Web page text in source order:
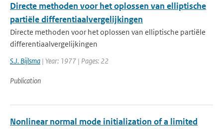
Directe methoden voor het oplossen van elliptische
partiële differentiaalvergelijkingen
Directe methoden voor het oplossen van elliptische partiële
differentiaalvergelijkingen
S.J. Bijlsma | Year: 1977 | Pages: 22
Publication
Nonlinear normal mode initialization of a limited